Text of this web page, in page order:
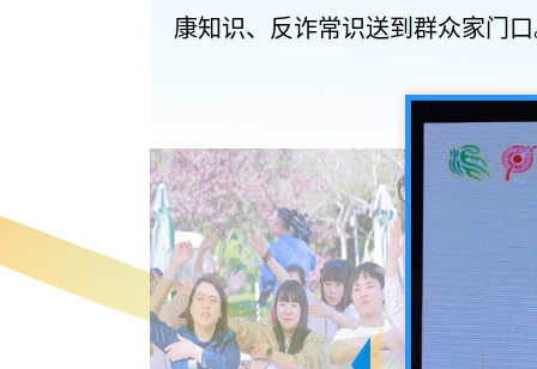
康知识、反诈常识送到群众家门